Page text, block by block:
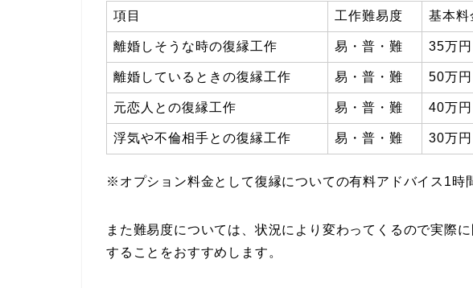
項目 工作難易度 基本料
離婚しそうな時の復縁工作 易・普・難 35万
離婚しているときの復縁工作 易・普・難 50万
元恋人との復縁工作 易・普・難 40万
浮気や不倫相手との復縁工作 易・普・難 30万
※オプション料金として復縁についての有料アドバイス1時
また難易度については、状況により変わってくるので実際
することをおすすめします。